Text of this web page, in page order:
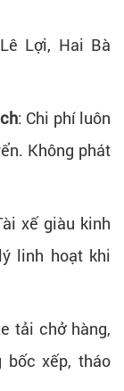
Lợi, Hai Bà
: Chi phí luôn
Không phát
xế giàu kinh
linh hoạt khi
tải chở hàng,
bốc xếp, tháo